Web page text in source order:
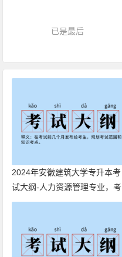
已是最后
2024年安徽建筑大学专升本考
试大纲-人力资源管理专业，考
纲很重要哦